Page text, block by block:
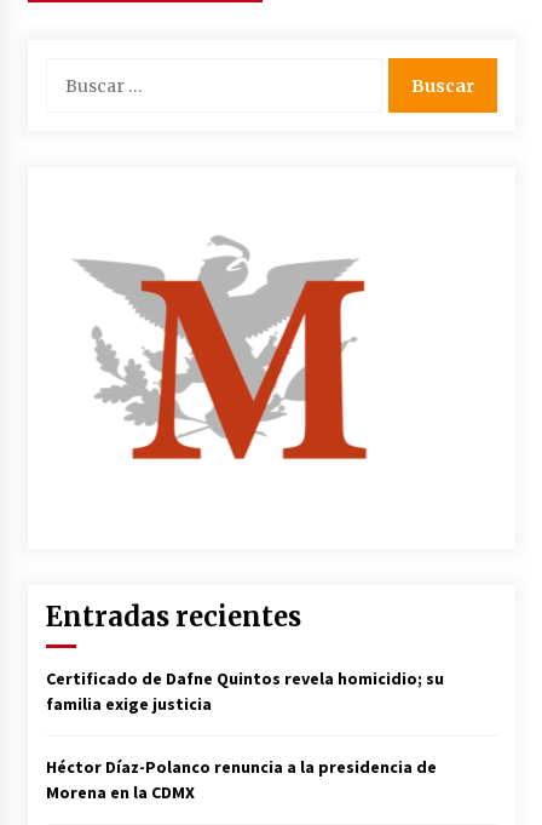
Entradas recientes
Certificado de Dafne Quintos revela homicidio; su
familia exige justicia
Héctor Díaz-Polanco renuncia a la presidencia de
Morena en la CDMX